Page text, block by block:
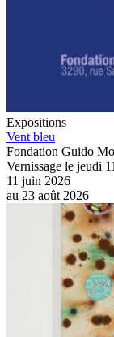
Expositions
Vent bleu
Fondation Guido
Vernissage le jeudi
11 juin 2026
au 23 août 2026